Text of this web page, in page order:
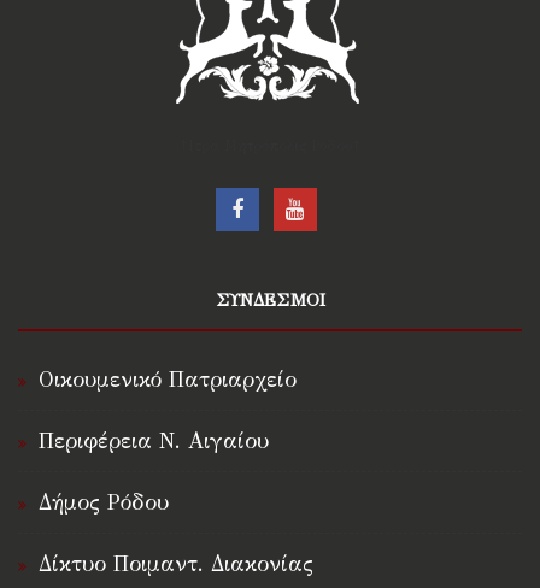
ΣΥΝΔΕΣΜΟΙ
Οικουμενικό Πατριαρχείο
Περιφέρεια Ν. Αιγαίου
Δήμος Ρόδου
Δίκτυο Ποιμαντ. Διακονίας